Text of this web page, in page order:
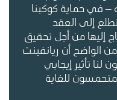
في حماية كوكبنا
إلى العقد
إليها من أجل تحقيق
من الواضح أن ريانفينت
لنا تأثير إيجابي
للغاية